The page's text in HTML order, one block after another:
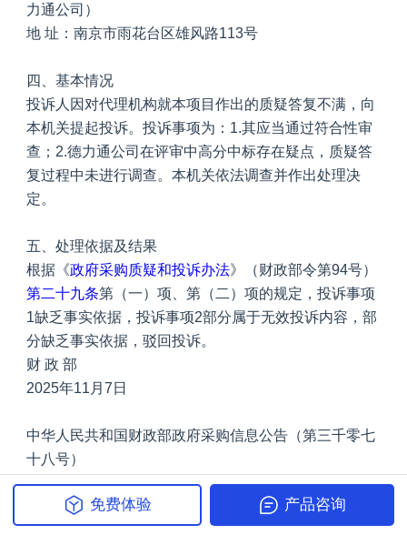
力通公司）
地 址：南京市雨花台区雄风路113号
四、基本情况
投诉人因对代理机构就本项目作出的质疑答复不满，向
本机关提起投诉。投诉事项为：1.其应当通过符合性审
查；2.德力通公司在评审中高分中标存在疑点，质疑答
复过程中未进行调查。本机关依法调查并作出处理决
定。
五、处理依据及结果
根据《政府采购质疑和投诉办法》（财政部令第94号）
第二十九条第（一）项、第（二）项的规定，投诉事项
1缺乏事实依据，投诉事项2部分属于无效投诉内容，部
分缺乏事实依据，驳回投诉。
财 政 部
2025年11月7日
中华人民共和国财政部政府采购信息公告（第三千零七
十八号）
投诉处理结果公告
一、项目编号：ZCSD-ZC25-05-190
二、项目名称：银川市消防救援支队2025年主副食品配
免费体验 产品咨询